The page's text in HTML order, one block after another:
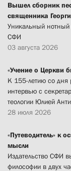
Вышел сборник
священника
Уникальный нотный
СФИ
03 августа 2026
«Учение о Церкви
К 155-летию со дня
интервью с
теологии Юлией
28 июля 2026
«Путеводитель» к
мысли
Издательство СФИ
философии в двух